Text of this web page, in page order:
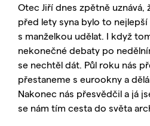
Otec Jiří dnes zpětně uznává,
před lety syna bylo to
s manželkou udělat. I když
nekonečné debaty po
se nechtěl dát. Půl roku nás
přestaneme s eurookny a
Nakonec nás přesvědčil a já
se nám tím cesta do světa